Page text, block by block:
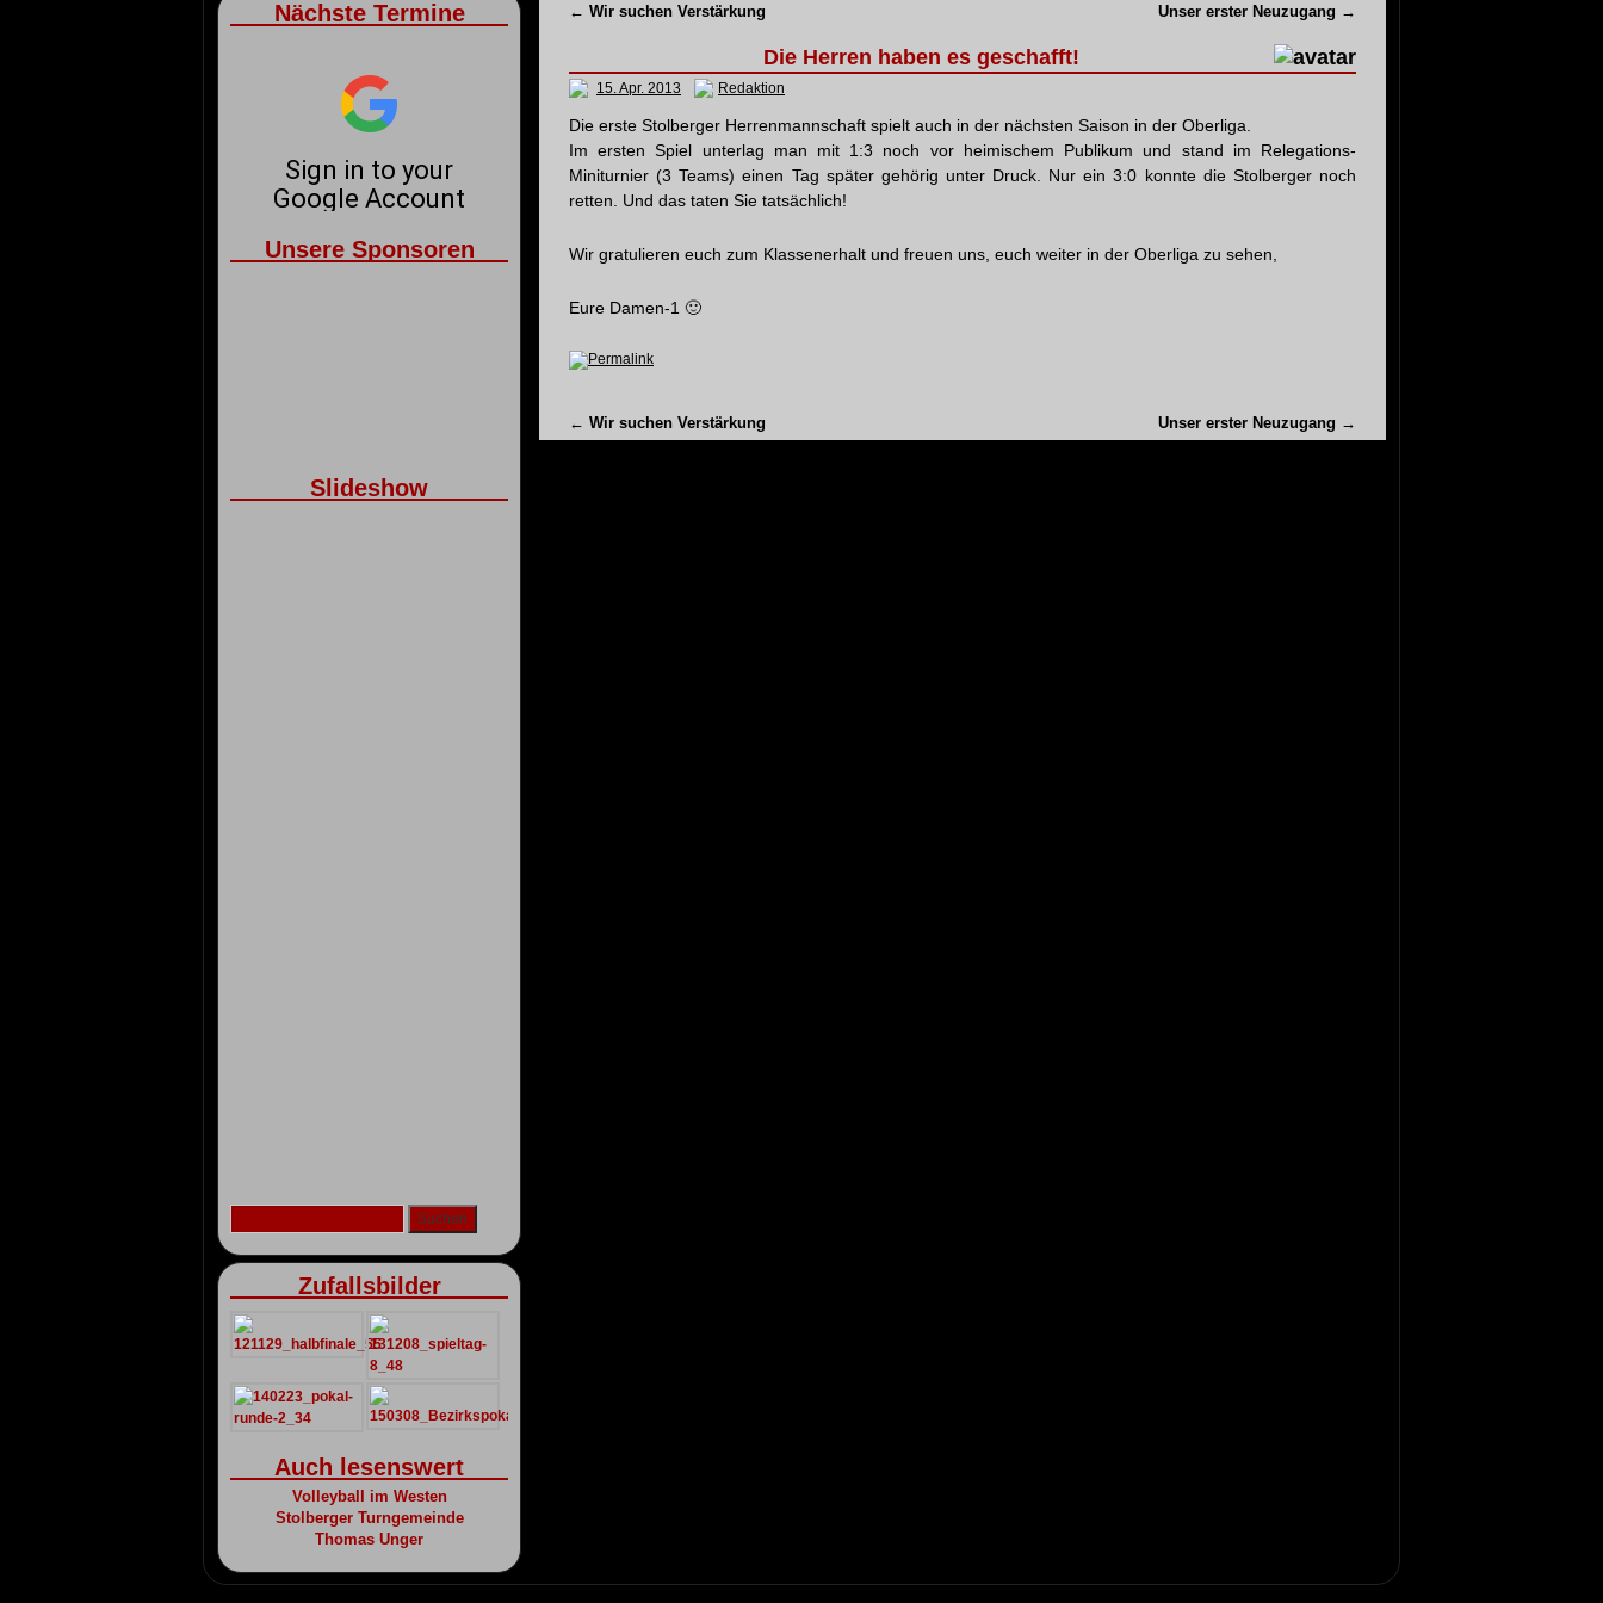
← Wir suchen Verstärkung Unser erster Neuzugang →
Die Herren haben es geschafft!
15. Apr. 2013 Redaktion
Die erste Stolberger Herrenmannschaft spielt auch in der nächsten Saison in der Oberliga.
Im ersten Spiel unterlag man mit 1:3 noch vor heimischem Publikum und stand im Relegations-
Miniturnier (3 Teams) einen Tag später gehörig unter Druck. Nur ein 3:0 konnte die Stolberger noch
retten. Und das taten Sie tatsächlich!
Wir gratulieren euch zum Klassenerhalt und freuen uns, euch weiter in der Oberliga zu sehen,
Eure Damen-1 🙂
Permalink
← Wir suchen Verstärkung Unser erster Neuzugang →
Nächste Termine
Unsere Sponsoren
Slideshow
Zufallsbilder
Auch lesenswert
Volleyball im Westen
Stolberger Turngemeinde
Thomas Unger